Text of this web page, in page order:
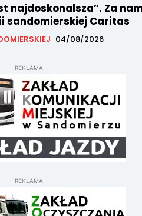
najdoskonalsza”. Za
sandomierskiej Caritas
04/08/2026
REKLAMA
REKLAMA